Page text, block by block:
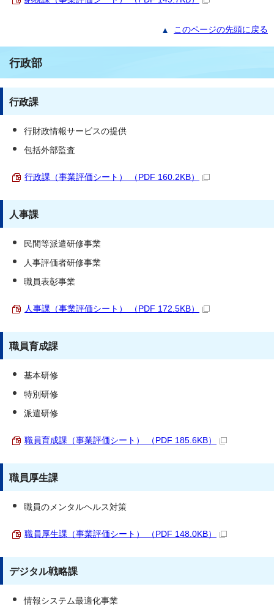
このページの先頭に戻る
行政部
行政課
行財政情報サービスの提供
包括外部監査
行政課（事業評価シート） （PDF 160.2KB）
人事課
民間等派遣研修事業
人事評価者研修事業
職員表彰事業
人事課（事業評価シート） （PDF 172.5KB）
職員育成課
基本研修
特別研修
派遣研修
職員育成課（事業評価シート） （PDF 185.6KB）
職員厚生課
職員のメンタルヘルス対策
職員厚生課（事業評価シート） （PDF 148.0KB）
デジタル戦略課
情報システム最適化事業